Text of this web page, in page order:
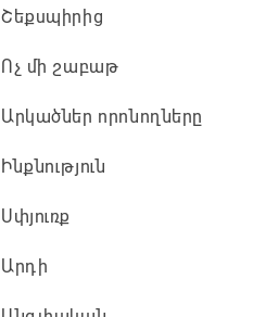
Շեքսպիրից
Ոչ մի շաբաթ
Արկածներ որոնողները
Ինքնություն
Սփյուռք
Արդի